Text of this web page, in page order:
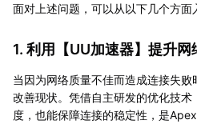
面对上述问题，可以从以下几个方面
1. 利用【UU加速器】提升网
当因为网络质量不佳而造成连接失败
改善现状。凭借自主研发的优化技术
度，也能保障连接的稳定性，是